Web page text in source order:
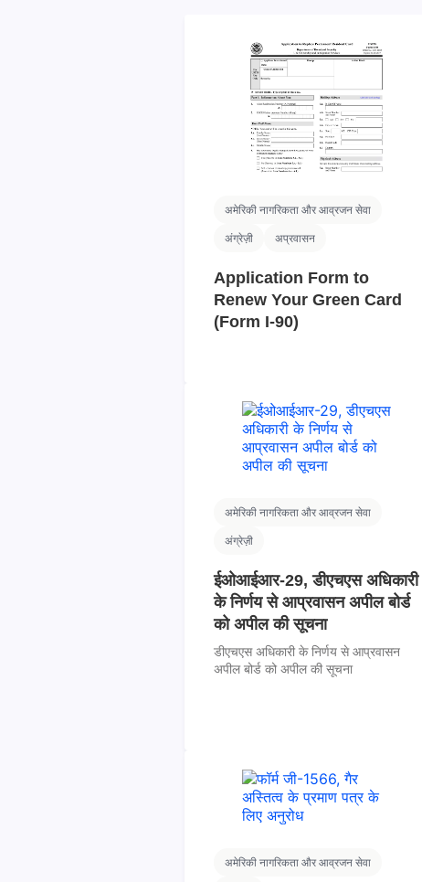
अमेरिकी नागरिकता और आव्रजन सेवा
अंग्रेज़ी अप्रवासन
Application Form to
Renew Your Green Card
(Form I‑90)
अमेरिकी नागरिकता और आव्रजन सेवा
अंग्रेज़ी
ईओआईआर-29, डीएचएस अधिकारी
के निर्णय से आप्रवासन अपील बोर्ड
को अपील की सूचना
डीएचएस अधिकारी के निर्णय से आप्रवासन
अपील बोर्ड को अपील की सूचना
अमेरिकी नागरिकता और आव्रजन सेवा